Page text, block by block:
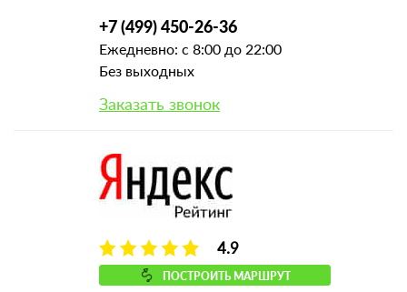
+7 (499) 450-26-36
Ежедневно: с 8:00 до 22:00
Без выходных
Заказать звонок
4.9
ПОСТРОИТЬ МАРШРУТ